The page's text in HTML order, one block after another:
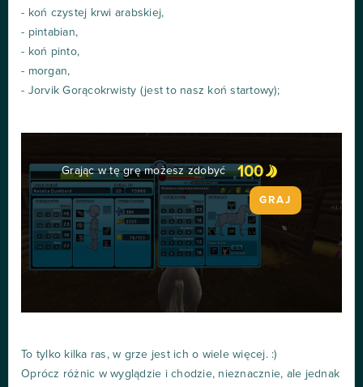
- koń czystej krwi arabskiej,
- pintabian,
- koń pinto,
- morgan,
- Jorvik Gorącokrwisty (jest to nasz koń startowy);
Grając w tę grę możesz zdobyć 100
GRAJ
To tylko kilka ras, w grze jest ich o wiele więcej. :)
Oprócz różnic w wyglądzie i chodzie, nieznacznie, ale jednak